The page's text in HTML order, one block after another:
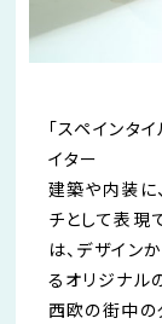
「スペインタ
イター
建築や内装に
チとして表現
は、デザイン
るオリジナル
西欧の街中の